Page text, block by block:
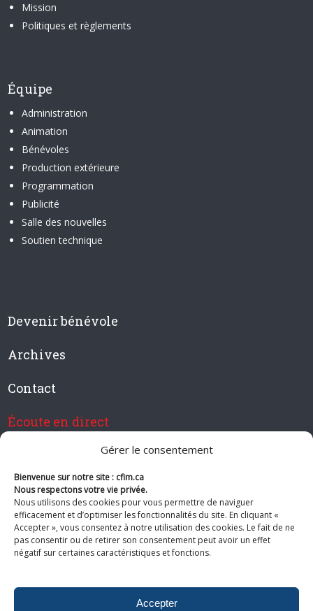
Gérer le consentement
Bienvenue sur notre site : cfim.ca
Nous respectons votre vie privée.
Nous utilisons des cookies pour vous permettre de naviguer
efficacement et d’optimiser les fonctionnalités du site. En cliquant «
Accepter », vous consentez à notre utilisation des cookies. Le fait de ne
pas consentir ou de retirer son consentement peut avoir un effet
négatif sur certaines caractéristiques et fonctions.
Accepter
Mission
Politiques et règlements
Équipe
Administration
Animation
Bénévoles
Production extérieure
Programmation
Publicité
Salle des nouvelles
Soutien technique
Devenir bénévole
Archives
Contact
Écoute en direct
Devenir membre de CFIM
Suivez-nous